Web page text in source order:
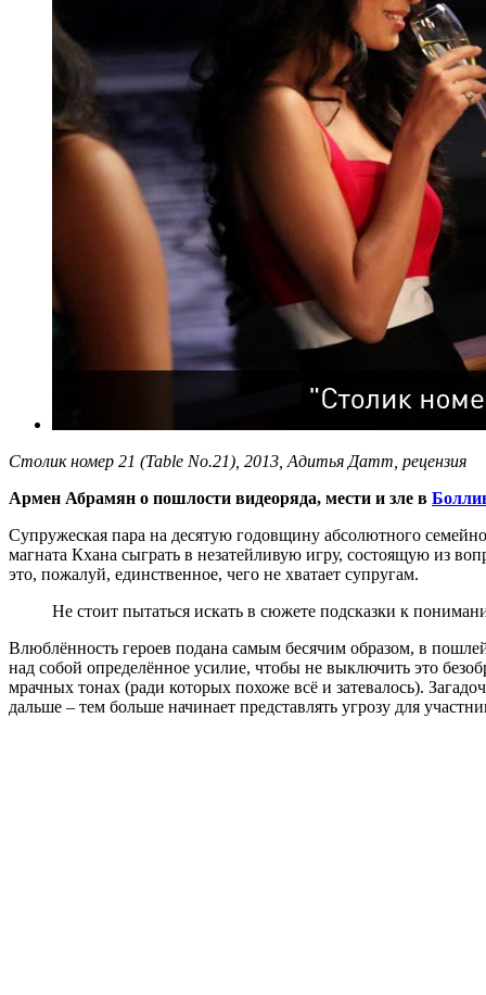
Столик номер 21 (Table No.21), 2013, Адитья Датт, рецензия
Армен Абрамян о пошлости видеоряда, мести и зле в
Супружеская пара на десятую годовщину абсолютного
магната Кхана сыграть в незатейливую игру, состоящую из
это, пожалуй, единственное, чего не хватает супругам.
Не стоит пытаться искать в сюжете подсказки к
Влюблённость героев подана самым бесячим образом, в
над собой определённое усилие, чтобы не выключить это
мрачных тонах (ради которых похоже всё и затевалось).
дальше – тем больше начинает представлять угрозу для